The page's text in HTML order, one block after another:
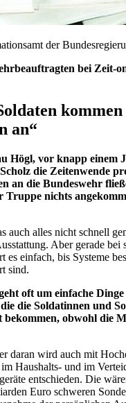
der
bei Zeit-
an“
Högl, vor knapp einem
die Zeitenwende
an die Bundeswehr
Truppe nichts
auch alles nicht schnell
Aber gerade bei
es einfach, bis Systeme
sind.
oft um einfache Dinge
die Soldatinnen und
bekommen, obwohl die
daran wird auch mit
Haushalts- und im
entschieden. Die
Euro schweren